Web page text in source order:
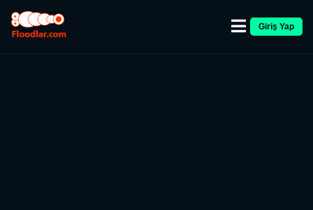
Giriş Yap